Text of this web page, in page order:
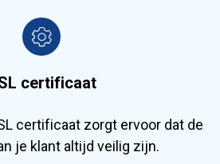
certificaat
certificaat zorgt ervoor dat de
je klant altijd veilig zijn.